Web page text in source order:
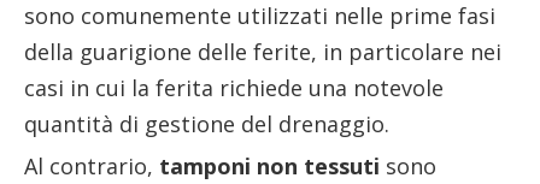
sono comunemente utilizzati nelle prime fasi
della guarigione delle ferite, in particolare nei
casi in cui la ferita richiede una notevole
quantità di gestione del drenaggio.
Al contrario, tamponi non tessuti sono